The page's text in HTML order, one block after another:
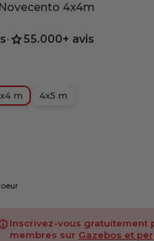
4x4m
• 55.000+ avis
m 4x5 m
Offre membre
Inscrivez-vous gratuitement
membres sur Gazebos et